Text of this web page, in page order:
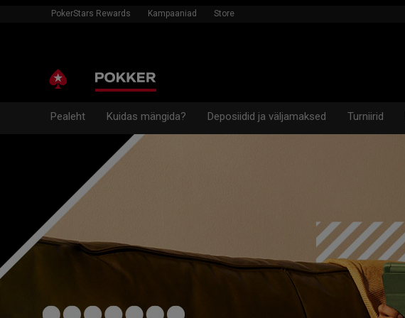
PokerStars Rewards Kampaaniad Store
Pealeht Kuidas mängida? Deposiidid ja väljamaksed Turniirid